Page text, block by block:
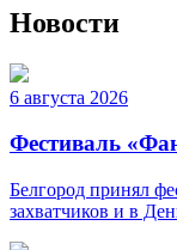
Новости
6 августа 2026
Фестиваль
Белгород принял
захватчиков и в